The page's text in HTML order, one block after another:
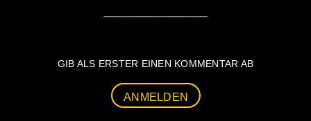
GIB ALS ERSTER EINEN KOMMENTAR AB
ANMELDEN